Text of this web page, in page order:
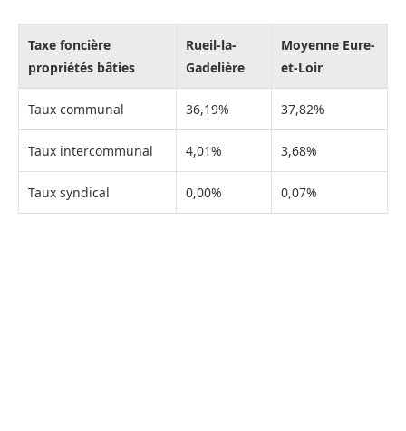
Taxe foncière
propriétés bâties
Rueil-la-
Gadelière
Moyenne Eure-
et-Loir
Taux communal 36,19% 37,82%
Taux intercommunal 4,01% 3,68%
Taux syndical 0,00% 0,07%